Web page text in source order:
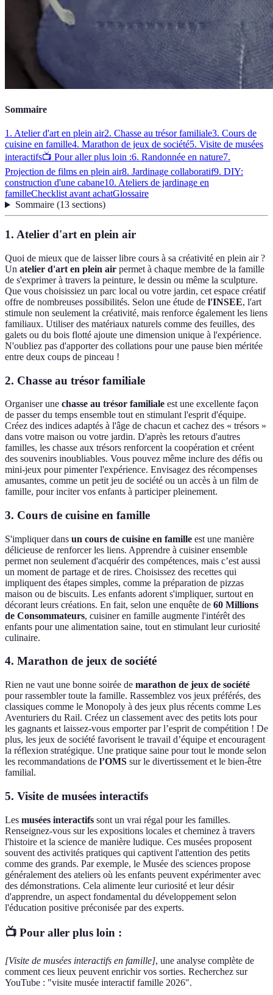
Sommaire
1. Atelier d'art en plein air2. Chasse au trésor familiale3. Cours de
cuisine en famille4. Marathon de jeux de société5. Visite de musées
interactifs📺 Pour aller plus loin :6. Randonnée en nature7.
Projection de films en plein air8. Jardinage collaboratif9. DIY:
construction d'une cabane10. Ateliers de jardinage en
familleChecklist avant achatGlossaire
Sommaire(13 sections)
1. Atelier d'art en plein air
Quoi de mieux que de laisser libre cours à sa créativité en plein air ?
Un atelier d'art en plein air permet à chaque membre de la famille
de s'exprimer à travers la peinture, le dessin ou même la sculpture.
Que vous choisissiez un parc local ou votre jardin, cet espace créatif
offre de nombreuses possibilités. Selon une étude de l'INSEE, l'art
stimule non seulement la créativité, mais renforce également les liens
familiaux. Utiliser des matériaux naturels comme des feuilles, des
galets ou du bois flotté ajoute une dimension unique à l'expérience.
N'oubliez pas d'apporter des collations pour une pause bien méritée
entre deux coups de pinceau !
2. Chasse au trésor familiale
Organiser une chasse au trésor familiale est une excellente façon
de passer du temps ensemble tout en stimulant l'esprit d'équipe.
Créez des indices adaptés à l'âge de chacun et cachez des « trésors »
dans votre maison ou votre jardin. D'après les retours d'autres
familles, les chasse aux trésors renforcent la coopération et créent
des souvenirs inoubliables. Vous pouvez même inclure des défis ou
mini-jeux pour pimenter l'expérience. Envisagez des récompenses
amusantes, comme un petit jeu de société ou un accès à un film de
famille, pour inciter vos enfants à participer pleinement.
3. Cours de cuisine en famille
S'impliquer dans un cours de cuisine en famille est une manière
délicieuse de renforcer les liens. Apprendre à cuisiner ensemble
permet non seulement d'acquérir des compétences, mais c’est aussi
un moment de partage et de rires. Choisissez des recettes qui
impliquent des étapes simples, comme la préparation de pizzas
maison ou de biscuits. Les enfants adorent s'impliquer, surtout en
décorant leurs créations. En fait, selon une enquête de 60 Millions
de Consommateurs, cuisiner en famille augmente l'intérêt des
enfants pour une alimentation saine, tout en stimulant leur curiosité
culinaire.
4. Marathon de jeux de société
Rien ne vaut une bonne soirée de marathon de jeux de société
pour rassembler toute la famille. Rassemblez vos jeux préférés, des
classiques comme le Monopoly à des jeux plus récents comme Les
Aventuriers du Rail. Créez un classement avec des petits lots pour
les gagnants et laissez-vous emporter par l’esprit de compétition ! De
plus, les jeux de société favorisent le travail d’équipe et encouragent
la réflexion stratégique. Une pratique saine pour tout le monde selon
les recommandations de l’OMS sur le divertissement et le bien-être
familial.
5. Visite de musées interactifs
Les musées interactifs sont un vrai régal pour les familles.
Renseignez-vous sur les expositions locales et cheminez à travers
l'histoire et la science de manière ludique. Ces musées proposent
souvent des activités pratiques qui captivent l'attention des petits
comme des grands. Par exemple, le Musée des sciences propose
généralement des ateliers où les enfants peuvent expérimenter avec
des démonstrations. Cela alimente leur curiosité et leur désir
d'apprendre, un aspect fondamental du développement selon
l'éducation positive préconisée par des experts.
📺 Pour aller plus loin :
[Visite de musées interactifs en famille], une analyse complète de
comment ces lieux peuvent enrichir vos sorties. Recherchez sur
YouTube : "visite musée interactif famille 2026".